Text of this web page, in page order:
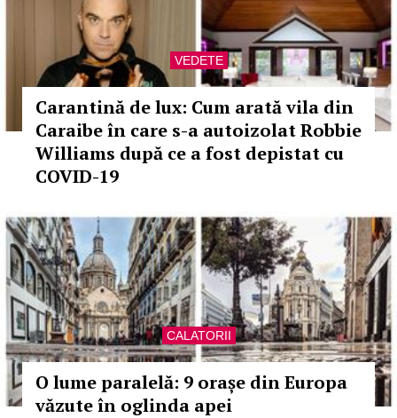
VEDETE
Carantină de lux: Cum arată vila din
Caraibe în care s-a autoizolat Robbie
Williams după ce a fost depistat cu
COVID-19
CALATORII
O lume paralelă: 9 orașe din Europa
văzute în oglinda apei